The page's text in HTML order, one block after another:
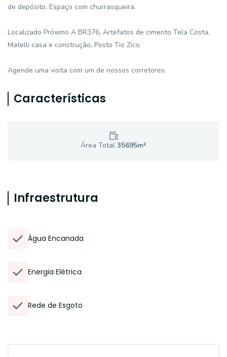
de depósito, Espaço com churrasqueira.
Localizado Próximo A BR376, Artefatos de cimento Tela Costa,
Matelli casa e construção, Posto Tio Zico.
Agende uma visita com um de nossos corretores.
Características
Área Total 35695m²
Infraestrutura
Água Encanada
Energia Elétrica
Rede de Esgoto